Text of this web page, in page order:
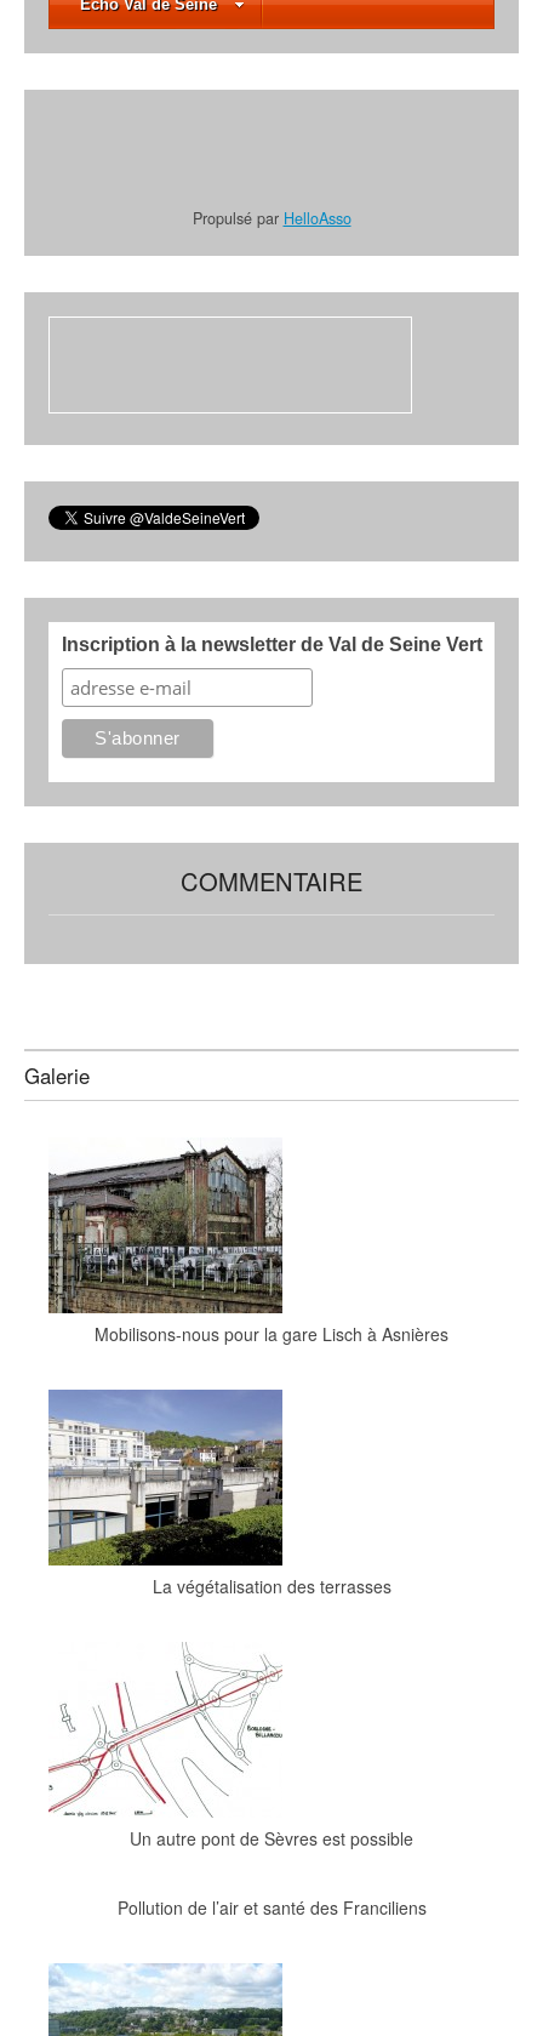
Écho Val de Seine
Propulsé par HelloAsso
Inscription à la newsletter de Val de Seine Vert
COMMENTAIRE
Galerie
Mobilisons-nous pour la gare Lisch à Asnières
La végétalisation des terrasses
Un autre pont de Sèvres est possible
Pollution de l’air et santé des Franciliens